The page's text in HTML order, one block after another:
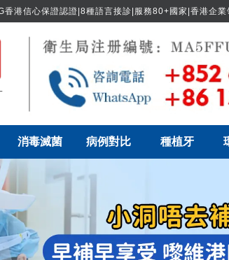
港信心保證認證|8種語言接診|服務80+國家|香港企業
消毒滅菌 病例對比 種植牙